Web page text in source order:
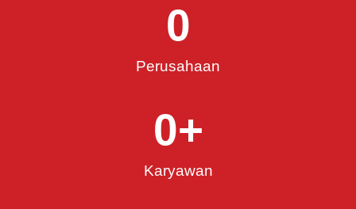
Perusahaan
0
Karyawan
0+